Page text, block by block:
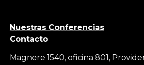
Nuestras Conferencias
Contacto
Magnere 1540, oficina 801,